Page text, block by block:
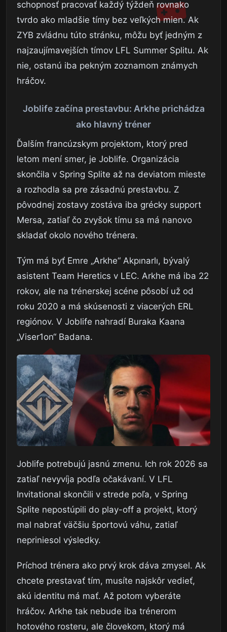
schopnosť pracovať každý týždeň rovnako
tvrdo ako mladšie tímy bez veľkých mien. Ak
ZYB zvládnu túto stránku, môžu byť jedným z
najzaujímavejších tímov LFL Summer Splitu. Ak
nie, ostanú iba pekným zoznamom známych
hráčov.
Joblife začína prestavbu: Arkhe prichádza
ako hlavný tréner
Ďalším francúzskym projektom, ktorý pred
letom mení smer, je Joblife. Organizácia
skončila v Spring Splite až na deviatom mieste
a rozhodla sa pre zásadnú prestavbu. Z
pôvodnej zostavy zostáva iba grécky support
Mersa, zatiaľ čo zvyšok tímu sa má nanovo
skladať okolo nového trénera.
Tým má byť Emre „Arkhe“ Akpınarlı, bývalý
asistent Team Heretics v LEC. Arkhe má iba 22
rokov, ale na trénerskej scéne pôsobí už od
roku 2020 a má skúsenosti z viacerých ERL
regiónov. V Joblife nahradí Buraka Kaana
„Viser1on“ Badana.
Joblife potrebujú jasnú zmenu. Ich rok 2026 sa
zatiaľ nevyvíja podľa očakávaní. V LFL
Invitational skončili v strede poľa, v Spring
Splite nepostúpili do play-off a projekt, ktorý
mal nabrať väčšiu športovú váhu, zatiaľ
nepriniesol výsledky.
Príchod trénera ako prvý krok dáva zmysel. Ak
chcete prestavať tím, musíte najskôr vedieť,
akú identitu má mať. Až potom vyberáte
hráčov. Arkhe tak nebude iba trénerom
hotového rosteru, ale človekom, ktorý má